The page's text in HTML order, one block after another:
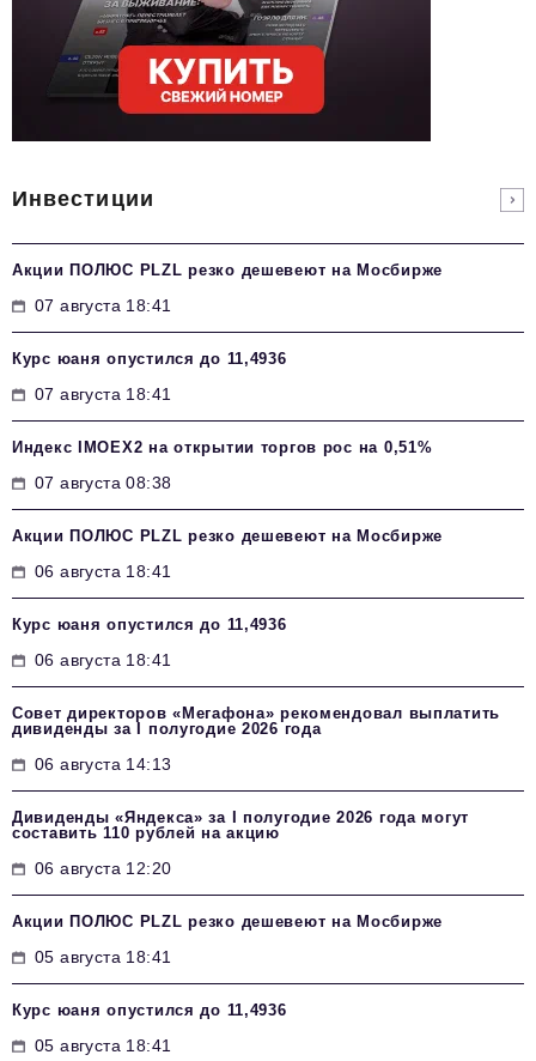
Инвестиции
Акции ПОЛЮС PLZL резко дешевеют на Мосбирже
07 августа 18:41
Курс юаня опустился до 11,4936
07 августа 18:41
Индекс IMOEX2 на открытии торгов рос на 0,51%
07 августа 08:38
Акции ПОЛЮС PLZL резко дешевеют на Мосбирже
06 августа 18:41
Курс юаня опустился до 11,4936
06 августа 18:41
Совет директоров «Мегафона» рекомендовал выплатить
дивиденды за I полугодие 2026 года
06 августа 14:13
Дивиденды «Яндекса» за I полугодие 2026 года могут
составить 110 рублей на акцию
06 августа 12:20
Акции ПОЛЮС PLZL резко дешевеют на Мосбирже
05 августа 18:41
Курс юаня опустился до 11,4936
05 августа 18:41